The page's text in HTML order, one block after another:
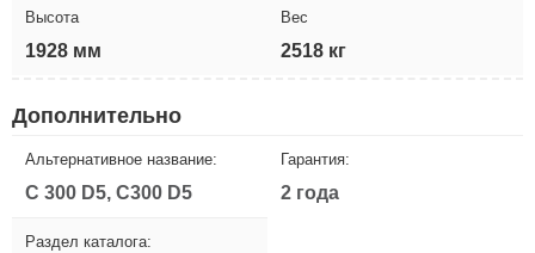
Высота
1928 мм
Вес
2518 кг
Дополнительно
Альтернативное название:
C 300 D5, C300 D5
Гарантия:
2 года
Раздел каталога: